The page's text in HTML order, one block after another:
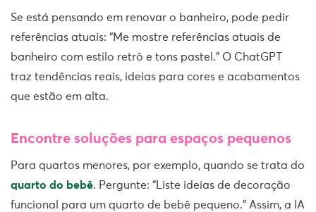
Se está pensando em renovar o banheiro, pode pedir
referências atuais: “Me mostre referências atuais de
banheiro com estilo retrô e tons pastel.” O ChatGPT
traz tendências reais, ideias para cores e acabamentos
que estão em alta.
Encontre soluções para espaços pequenos
Para quartos menores, por exemplo, quando se trata do
quarto do bebê. Pergunte: “Liste ideias de decoração
funcional para um quarto de bebê pequeno.” Assim, a IA